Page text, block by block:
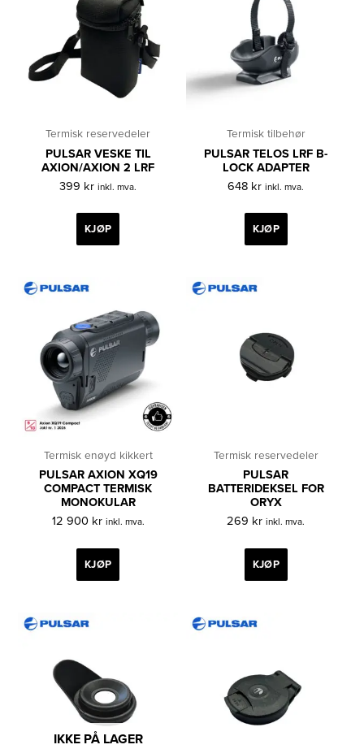
Termisk reservedeler
PULSAR VESKE TIL
AXION/AXION 2 LRF
399 kr inkl. mva.
KJØP
Termisk tilbehør
PULSAR TELOS LRF B-
LOCK ADAPTER
648 kr inkl. mva.
KJØP
Termisk enøyd kikkert
PULSAR AXION XQ19
COMPACT TERMISK
MONOKULAR
12 900 kr inkl. mva.
KJØP
Termisk reservedeler
PULSAR
BATTERIDEKSEL FOR
ORYX
269 kr inkl. mva.
KJØP
IKKE PÅ LAGER